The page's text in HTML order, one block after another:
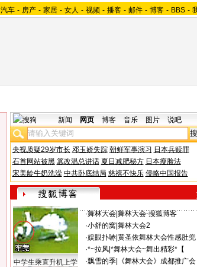
汽车 - 房产 - 家居 - 女人 - 视频 - 播客 - 邮件 - 博客 - BBS -
新闻 网页 博客 音乐 图片 说吧
央视质疑29岁市长 邓玉娇失踪 朝鲜军事演习 日本兵赎罪
石首网站被黑 篡改温总讲话 夏日减肥秘方 日本瘦脸法
宋美龄牛奶洗澡 中共卧底结局 慈禧不快乐 侵略中国报告
中学生乘直升机上学
·舞林大会| 舞林大会-搜狐博客
·小舒的窝| 舞林大会2
·娱眼扑哧| 黄圣依舞林大会性感肚兜
·*~拉风| *舞林大会~舞出精彩*【
·飘雪的季|
《舞林大会》成都推广会